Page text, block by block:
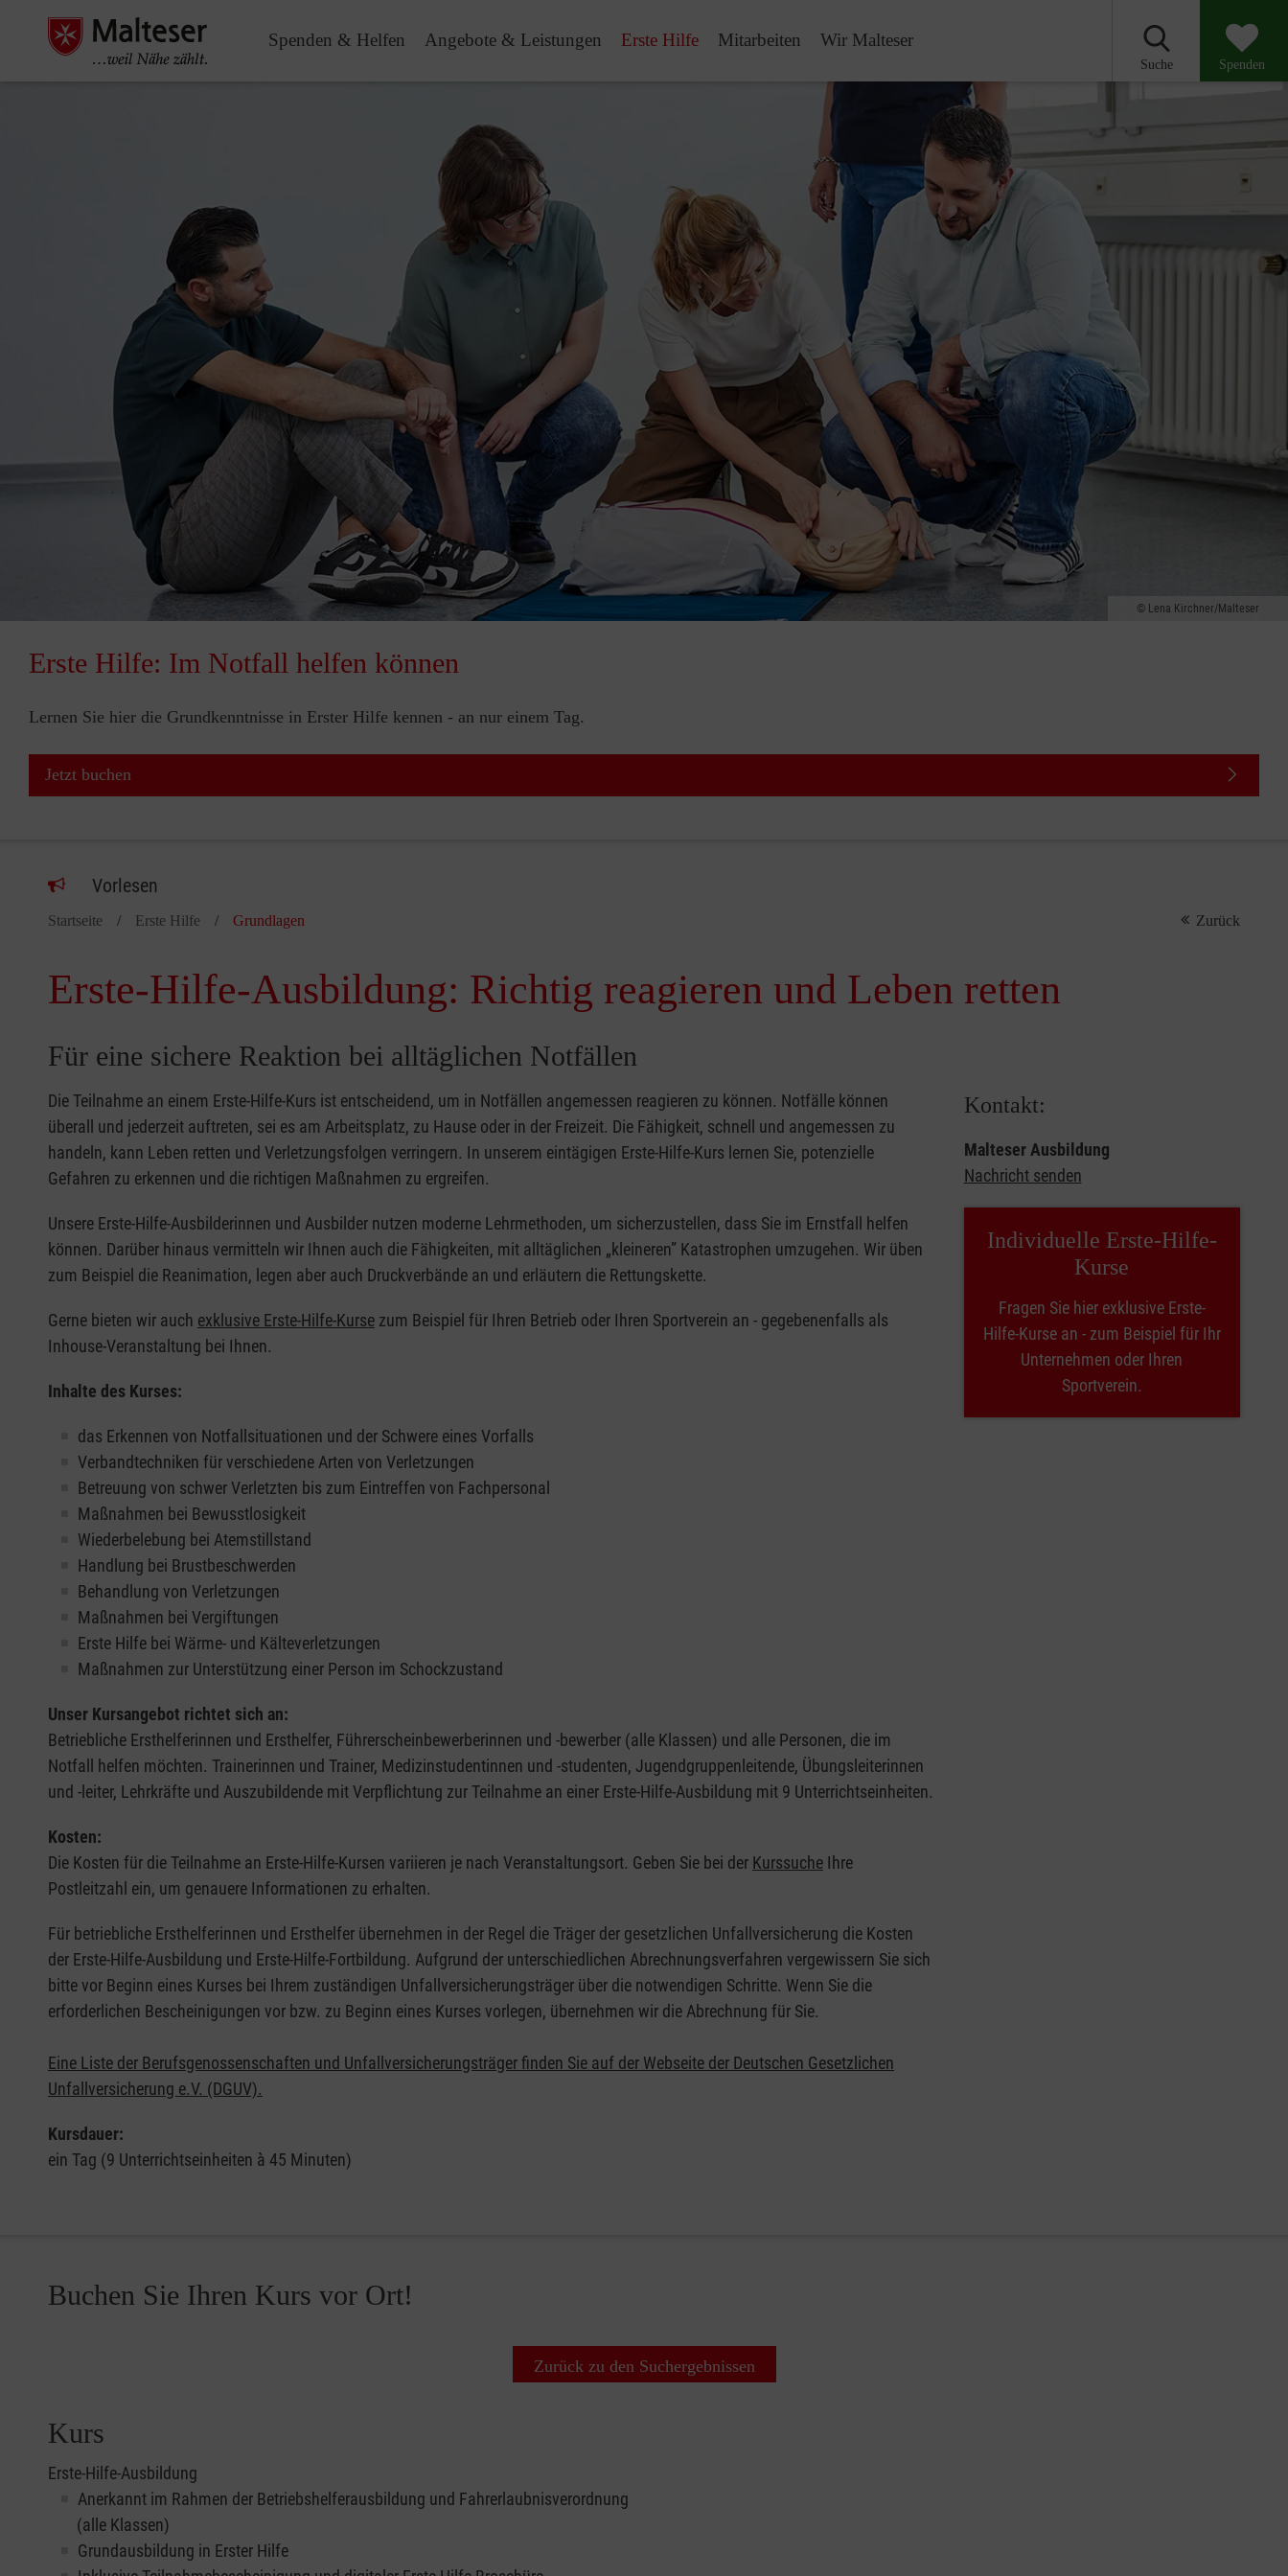
Spenden & Helfen Angebote & Leistungen Erste Hilfe Mitarbeiten Wir Malteser
Suche Spenden
Lena Kirchner/Malteser
Erste Hilfe: Im Notfall helfen können
Lernen Sie hier die Grundkenntnisse in Erster Hilfe kennen - an nur einem Tag.
Jetzt buchen
Vorlesen
Startseite Erste Hilfe Grundlagen Zurück
Erste-Hilfe-Ausbildung: Richtig reagieren und Leben retten
Für eine sichere Reaktion bei alltäglichen Notfällen
Die Teilnahme an einem Erste-Hilfe-Kurs ist entscheidend, um in Notfällen angemessen reagieren zu können. Notfälle können
überall und jederzeit auftreten, sei es am Arbeitsplatz, zu Hause oder in der Freizeit. Die Fähigkeit, schnell und angemessen zu
handeln, kann Leben retten und Verletzungsfolgen verringern. In unserem eintägigen Erste-Hilfe-Kurs lernen Sie, potenzielle
Gefahren zu erkennen und die richtigen Maßnahmen zu ergreifen.
Unsere Erste-Hilfe-Ausbilderinnen und Ausbilder nutzen moderne Lehrmethoden, um sicherzustellen, dass Sie im Ernstfall helfen
können. Darüber hinaus vermitteln wir Ihnen auch die Fähigkeiten, mit alltäglichen „kleineren” Katastrophen umzugehen. Wir üben
zum Beispiel die Reanimation, legen aber auch Druckverbände an und erläutern die Rettungskette.
Gerne bieten wir auch exklusive Erste-Hilfe-Kurse zum Beispiel für Ihren Betrieb oder Ihren Sportverein an - gegebenenfalls als
Inhouse-Veranstaltung bei Ihnen.
Inhalte des Kurses:
das Erkennen von Notfallsituationen und der Schwere eines Vorfalls
Verbandtechniken für verschiedene Arten von Verletzungen
Betreuung von schwer Verletzten bis zum Eintreffen von Fachpersonal
Maßnahmen bei Bewusstlosigkeit
Wiederbelebung bei Atemstillstand
Handlung bei Brustbeschwerden
Behandlung von Verletzungen
Maßnahmen bei Vergiftungen
Erste Hilfe bei Wärme- und Kälteverletzungen
Maßnahmen zur Unterstützung einer Person im Schockzustand
Unser Kursangebot richtet sich an:
Betriebliche Ersthelferinnen und Ersthelfer, Führerscheinbewerberinnen und -bewerber (alle Klassen) und alle Personen, die im
Notfall helfen möchten. Trainerinnen und Trainer, Medizinstudentinnen und -studenten, Jugendgruppenleitende, Übungsleiterinnen
und -leiter, Lehrkräfte und Auszubildende mit Verpflichtung zur Teilnahme an einer Erste-Hilfe-Ausbildung mit 9 Unterrichtseinheiten.
Kosten:
Die Kosten für die Teilnahme an Erste-Hilfe-Kursen variieren je nach Veranstaltungsort. Geben Sie bei der Kurssuche Ihre
Postleitzahl ein, um genauere Informationen zu erhalten.
Für betriebliche Ersthelferinnen und Ersthelfer übernehmen in der Regel die Träger der gesetzlichen Unfallversicherung die Kosten
der Erste-Hilfe-Ausbildung und Erste-Hilfe-Fortbildung. Aufgrund der unterschiedlichen Abrechnungsverfahren vergewissern Sie sich
bitte vor Beginn eines Kurses bei Ihrem zuständigen Unfallversicherungsträger über die notwendigen Schritte. Wenn Sie die
erforderlichen Bescheinigungen vor bzw. zu Beginn eines Kurses vorlegen, übernehmen wir die Abrechnung für Sie.
Eine Liste der Berufsgenossenschaften und Unfallversicherungsträger finden Sie auf der Webseite der Deutschen Gesetzlichen
Unfallversicherung e.V. (DGUV).
Kursdauer:
ein Tag (9 Unterrichtseinheiten à 45 Minuten)
Kontakt:
Malteser Ausbildung
Nachricht senden
Individuelle Erste-Hilfe-
Kurse
Fragen Sie hier exklusive Erste-
Hilfe-Kurse an - zum Beispiel für Ihr
Unternehmen oder Ihren
Sportverein.
Buchen Sie Ihren Kurs vor Ort!
Zurück zu den Suchergebnissen
Kurs
Erste-Hilfe-Ausbildung
Anerkannt im Rahmen der Betriebshelferausbildung und Fahrerlaubnisverordnung
(alle Klassen)
Grundausbildung in Erster Hilfe